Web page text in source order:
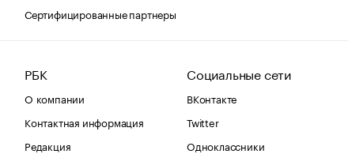
Сертифицированные партнеры
РБК
О компании
Контактная информация
Редакция
Социальные сети
ВКонтакте
Twitter
Одноклассники